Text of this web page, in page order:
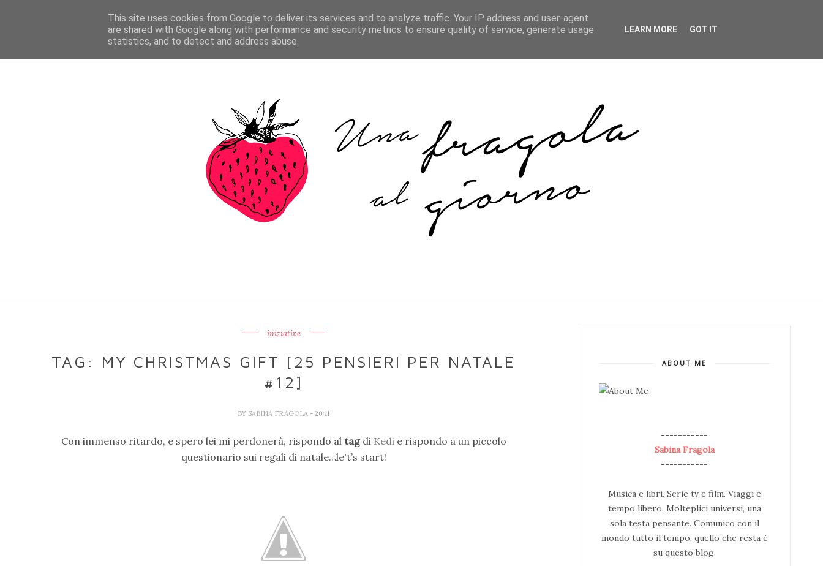
HOME ABOUT ME COOKIE POLICY CONTATTI
iniziative
TAG: MY CHRISTMAS GIFT [25 PENSIERI PER NATALE
#12]
BY SABINA FRAGOLA - 20:11
Con immenso ritardo, e spero lei mi perdonerà, rispondo al tagdi Kedie rispondo a un piccolo
questionario sui regali di natale…le't’s start!
ABOUT ME
-----------
Sabina Fragola
-----------
Musica e libri. Serie tv e film. Viaggi e
tempo libero. Molteplici universi, una
sola testa pensante. Comunico con il
mondo tutto il tempo, quello che resta è
su questo blog.
This site uses cookies from Google to deliver its services and to analyze traffic. Your IP address and user-agent
are shared with Google along with performance and security metrics to ensure quality of service, generate usage
statistics, and to detect and address abuse.
LEARN MORE GOT IT